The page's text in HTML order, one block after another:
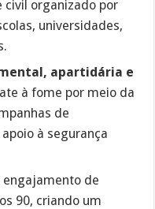
civil organizado por
universidades,
apartidária e
à fome por meio da
de
à segurança
engajamento de
90, criando um